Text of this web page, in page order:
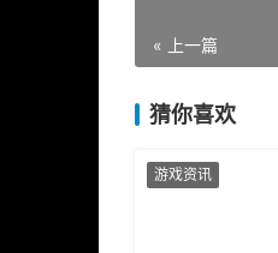
« 上一篇
猜你喜欢
游戏资讯